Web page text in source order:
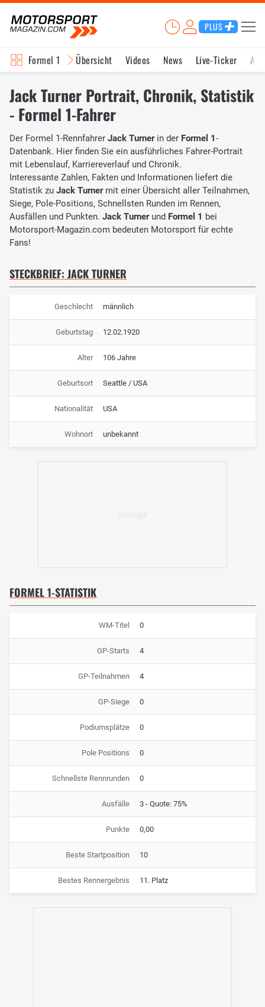
PLUS
Formel 1 Übersicht Videos News Live-Ticker
Jack Turner Portrait, Chronik, Statistik
- Formel 1-Fahrer
Der Formel 1-Rennfahrer Jack Turnerin der Formel 1-
Datenbank. Hier finden Sie ein ausführliches Fahrer-Portrait
mit Lebenslauf, Karriereverlauf und Chronik.
Interessante Zahlen, Fakten und Informationen liefert die
Statistik zu Jack Turnermit einer Übersicht aller Teilnahmen,
Siege, Pole-Positions, Schnellsten Runden im Rennen,
Ausfällen und Punkten. Jack Turnerund Formel 1 bei
Motorsport-Magazin.com bedeuten Motorsport für echte
Fans!
STECKBRIEF: JACK TURNER
Geschlecht männlich
Geburtstag 12.02.1920
Alter 106 Jahre
Geburtsort Seattle / USA
Nationalität USA
Wohnort unbekannt
FORMEL 1-STATISTIK
WM-Titel 0
GP-Starts 4
GP-Teilnahmen 4
GP-Siege 0
Podiumsplätze 0
Pole Positions 0
Schnellste Rennrunden 0
Ausfälle 3 - Quote: 75%
Punkte 0,00
Beste Startposition 10
Bestes Rennergebnis 11. Platz